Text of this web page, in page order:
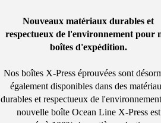
Nouveaux matériaux durables et
respectueux de l'environnement pour
boîtes d'expédition.
Nos boîtes X-Press éprouvées sont
également disponibles dans des
durables et respectueux de
nouvelle boîte Ocean Line X-Press est